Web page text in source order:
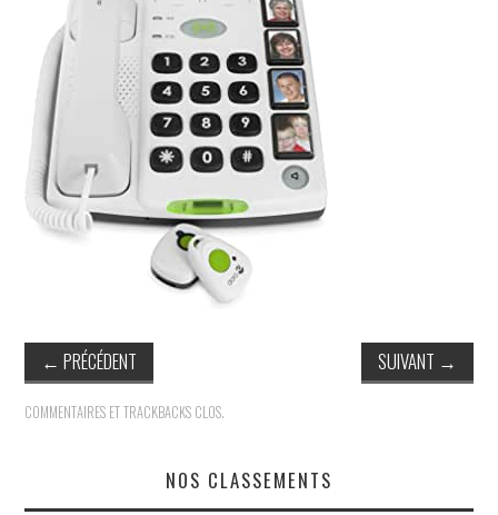
SYSTÈMES D’ALARME
À PROPOS
← PRÉCÉDENT SUIVANT →
COMMENTAIRES ET TRACKBACKS CLOS.
NOS CLASSEMENTS